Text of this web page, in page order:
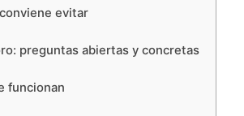
evitar
preguntas abiertas y concretas
funcionan